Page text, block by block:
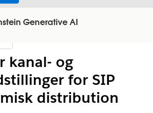
Generative AI
kanal- og
for SIP
distribution